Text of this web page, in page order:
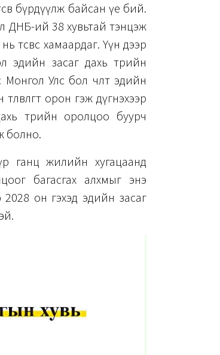
бүрдүүлж байсан үе бий.
ДНБ-ий 38 хувьтай тэнцэж
хамаардаг. Үүн дээр
эдийн засаг дахь төрийн
Улс бол чөлөөт эдийн
орон гэж дүгнэхээр
төрийн оролцоо буурч
болно.
ганц жилийн хугацаанд
багасгах алхмыг энэ
он гэхэд эдийн засаг